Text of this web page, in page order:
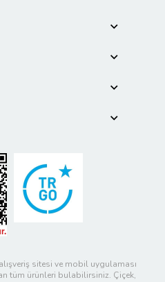
sitesi ve mobil uygulaması
tüm ürünleri bulabilirsiniz. Çiçek,